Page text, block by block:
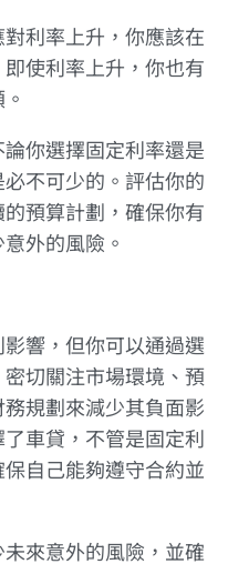
利率上升，你應該在
使利率上升，你也有
你選擇固定利率還是
不可少的。評估你的
預算計劃，確保你有
外的風險。
響，但你可以通過選
切關注市場環境、預
規劃來減少其負面影
車貸，不管是固定利
自己能夠遵守合約並
來意外的風險，並確